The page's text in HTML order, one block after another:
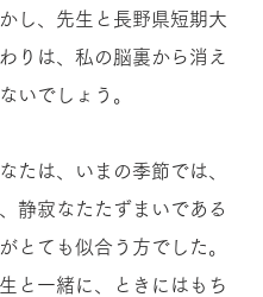
し、先生と長野県短期大
りは、私の脳裏から消え
いでしょう。
たは、いまの季節では、
静寂なたたずまいである
とても似合う方でした。
と一緒に、ときにはもち